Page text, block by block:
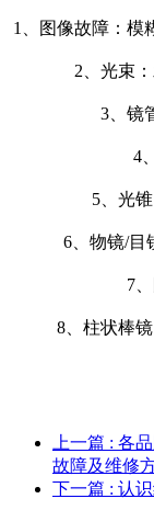
1、图像故障：模
2、光束
3、镜
4
5、光
6、物镜/目
7
8、柱状棒
上一篇 : 各
故障及维修
下一篇 : 认